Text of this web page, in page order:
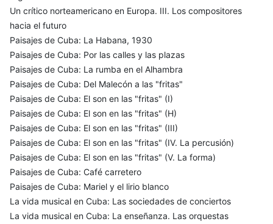
Un crítico norteamericano en Europa. III. Los compositores
hacia el futuro
Paisajes de Cuba: La Habana, 1930
Paisajes de Cuba: Por las calles y las plazas
Paisajes de Cuba: La rumba en el Alhambra
Paisajes de Cuba: Del Malecón a las "fritas"
Paisajes de Cuba: El son en las "fritas" (I)
Paisajes de Cuba: El son en las "fritas" (H)
Paisajes de Cuba: El son en las "fritas" (III)
Paisajes de Cuba: El son en las "fritas" (IV. La percusión)
Paisajes de Cuba: El son en las "fritas" (V. La forma)
Paisajes de Cuba: Café carretero
Paisajes de Cuba: Mariel y el lirio blanco
La vida musical en Cuba: Las sociedades de conciertos
La vida musical en Cuba: La enseñanza. Las orquestas